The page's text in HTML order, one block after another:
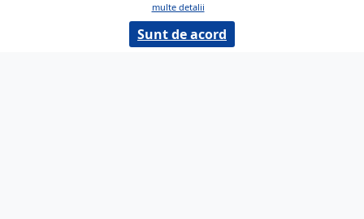
multe detalii
Sunt de acord